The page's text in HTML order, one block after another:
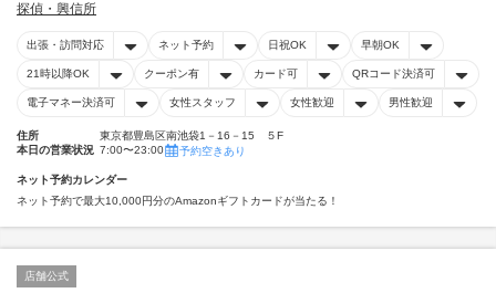
探偵・興信所
出張・訪問対応 ネット予約 日祝OK 早朝OK
21時以降OK クーポン有 カード可 QRコード決済可
電子マネー決済可 女性スタッフ 女性歓迎 男性歓迎
住所
東京都豊島区南池袋1－16－15 ５F
本日の営業状況 7:00〜23:00 予約空きあり
ネット予約カレンダー
ネット予約で最大10,000円分のAmazonギフトカードが当たる！
店舗公式